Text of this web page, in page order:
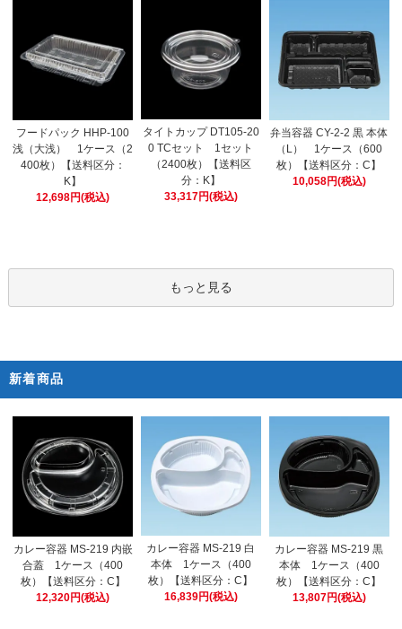
フードパック HHP-100
浅（大浅） 1ケース（2
400枚）【送料区分：
K】
12,698円(税込)
タイトカップ DT105-20
0 TCセット 1セット
（2400枚）【送料区
分：K】
33,317円(税込)
弁当容器 CY-2-2 黒 本体
（L） 1ケース（600
枚）【送料区分：C】
10,058円(税込)
もっと見る
新着商品
カレー容器 MS-219 内嵌
合蓋 1ケース（400
枚）【送料区分：C】
12,320円(税込)
カレー容器 MS-219 白
本体 1ケース（400
枚）【送料区分：C】
16,839円(税込)
カレー容器 MS-219 黒
本体 1ケース（400
枚）【送料区分：C】
13,807円(税込)